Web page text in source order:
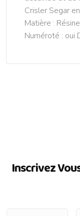
Crisler Segar
Matière :
Numéroté : oui
Inscrivez